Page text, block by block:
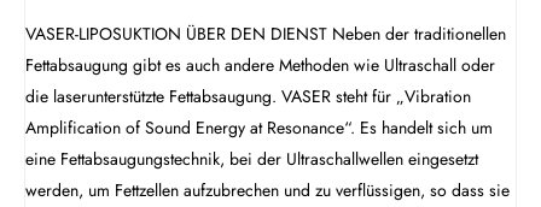
VASER-LIPOSUKTION ÜBER DEN DIENST Neben der traditionellen
Fettabsaugung gibt es auch andere Methoden wie Ultraschall oder
die laserunterstützte Fettabsaugung. VASER steht für „Vibration
Amplification of Sound Energy at Resonance“. Es handelt sich um
eine Fettabsaugungstechnik, bei der Ultraschallwellen eingesetzt
werden, um Fettzellen aufzubrechen und zu verflüssigen, so dass sie